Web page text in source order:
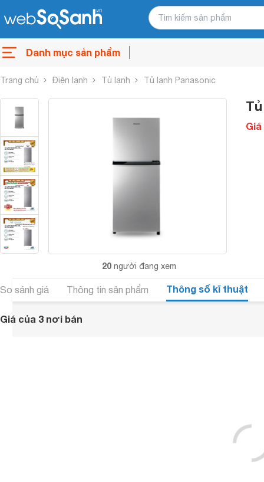
Danh mục sản phẩm
Trang chủ Điện lạnh Tủ lạnh Tủ lạnh Panasonic
20 người đang xem
Giá
So sánh giá Thông tin sản phẩm Thông số kĩ thuật
Giá của 3 nơi bán